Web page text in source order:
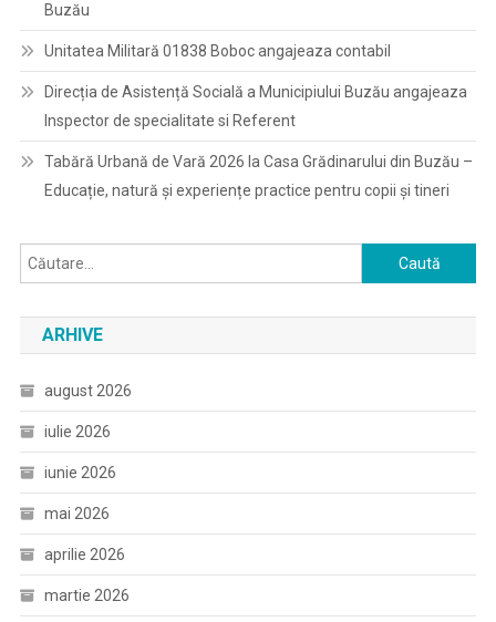
Buzău
Unitatea Militară 01838 Boboc angajeaza contabil
Direcția de Asistență Socială a Municipiului Buzău angajeaza
Inspector de specialitate si Referent
Tabără Urbană de Vară 2026 la Casa Grădinarului din Buzău –
Educație, natură și experiențe practice pentru copii și tineri
Caută
după:
ARHIVE
august 2026
iulie 2026
iunie 2026
mai 2026
aprilie 2026
martie 2026